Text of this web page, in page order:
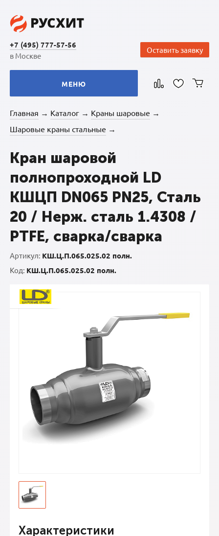
+7 (495) 777-57-56
в Москве
Оставить заявку
МЕНЮ
Главная → Каталог → Краны шаровые →
Шаровые краны стальные →
Кран шаровой
полнопроходной LD
КШЦП DN065 PN25, Сталь
20 / Нерж. сталь 1.4308 /
PTFE, сварка/сварка
Артикул: КШ.Ц.П.065.025.02 полн.
Код: КШ.Ц.П.065.025.02 полн.
Характеристики